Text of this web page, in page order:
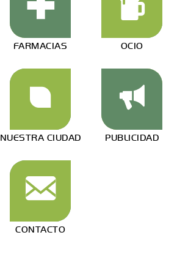
FARMACIAS OCIO
NUESTRA CIUDAD PUBLICIDAD
CONTACTO